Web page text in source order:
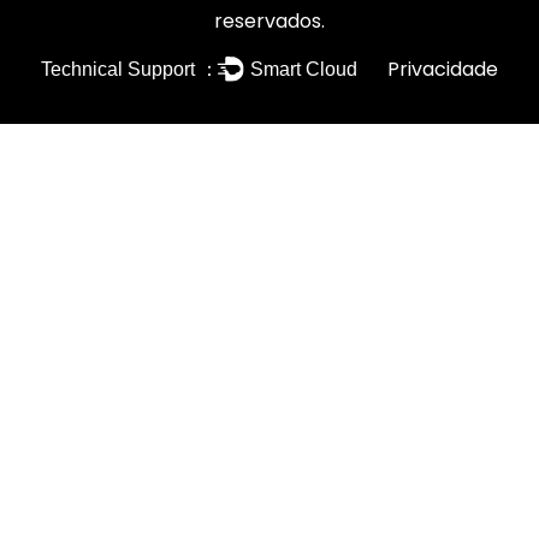
reservados.
Technical Support ： Smart Cloud Privacidade